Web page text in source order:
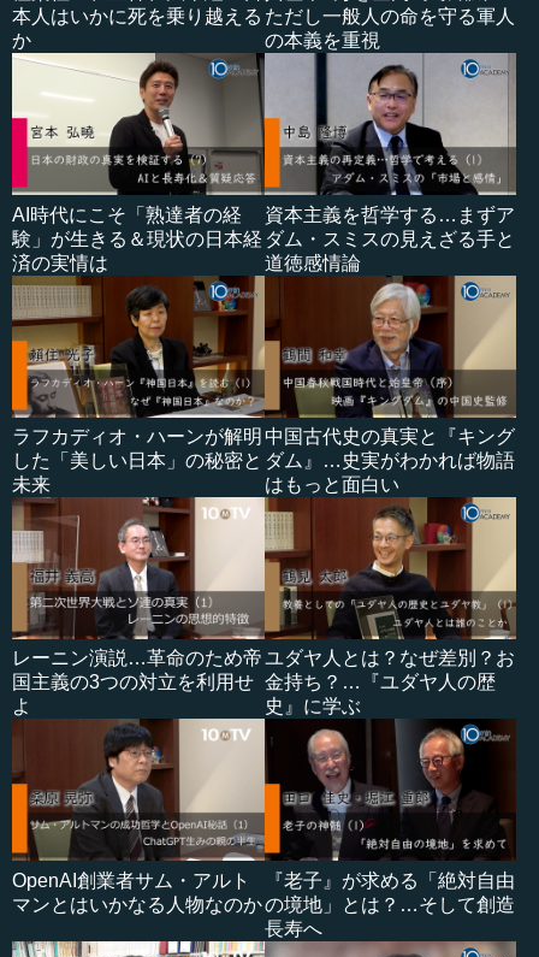
本人はいかに死を乗り越える
か
ただし一般人の命を守る軍人
の本義を重視
AI時代にこそ「熟達者の経
験」が生きる＆現状の日本経
済の実情は
資本主義を哲学する…まずア
ダム・スミスの見えざる手と
道徳感情論
ラフカディオ・ハーンが解明
した「美しい日本」の秘密と
未来
中国古代史の真実と『キング
ダム』…史実がわかれば物語
はもっと面白い
レーニン演説…革命のため帝
国主義の3つの対立を利用せ
よ
ユダヤ人とは？なぜ差別？お
金持ち？…『ユダヤ人の歴
史』に学ぶ
OpenAI創業者サム・アルト
マンとはいかなる人物なのか
『老子』が求める「絶対自由
の境地」とは？…そして創造
長寿へ